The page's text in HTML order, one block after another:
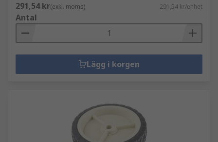
291,54 kr(exkl. moms) 291,54 kr/enhet
Antal
Lägg i korgen